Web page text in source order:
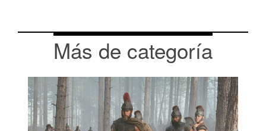
Más de categoría